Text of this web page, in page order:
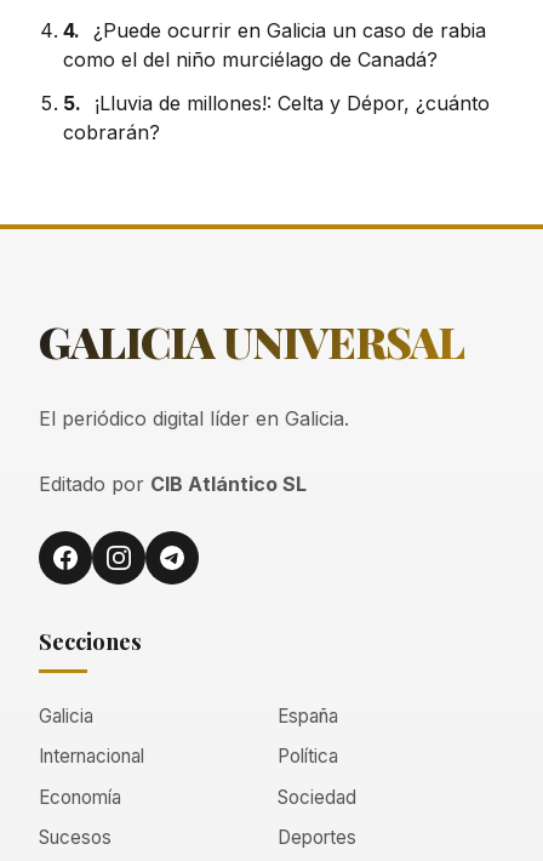
4.
¿Puede ocurrir en Galicia un caso de rabia
como el del niño murciélago de Canadá?
5.
¡Lluvia de millones!: Celta y Dépor, ¿cuánto
cobrarán?
GALICIAUNIVERSAL
El periódico digital líder en Galicia.
Editado por CIB Atlántico SL
Secciones
Galicia
España
Internacional
Política
Economía
Sociedad
Sucesos
Deportes